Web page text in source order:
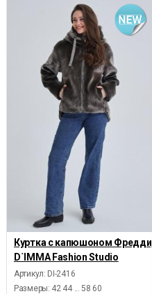
Куртка с капюшоном Фредди,
D`IMMA Fashion Studio
Артикул: DI-2416
Размеры: 42 44 ... 58 60